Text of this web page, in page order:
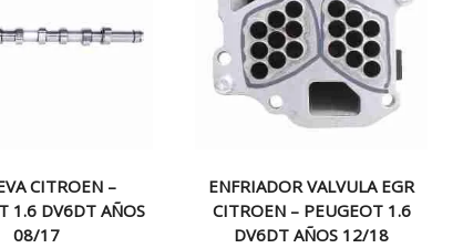
CITROEN –
1.6 DV6DT AÑOS
08/17
ENFRIADOR VALVULA EGR
CITROEN – PEUGEOT 1.6
DV6DT AÑOS 12/18